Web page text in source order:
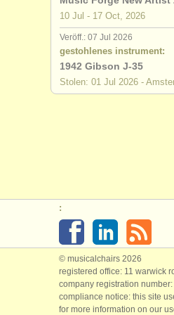
10 Jul - 17 Oct, 2026
Veröff.: 07 Jul 2026
gestohlenes instrument:
1942 Gibson J-35
Stolen: 01 Jul 2026 -
:
© musicalchairs 2026
registered office: 11 warwick
company registration
compliance notice: ​this site
for more information on our